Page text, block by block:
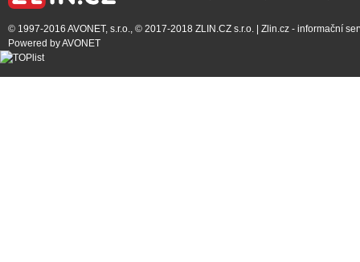
© 1997-2016 AVONET, s.r.o., © 2017-2018 ZLIN.CZ s.r.o. | Zlin.cz - informační
Powered byAVONET